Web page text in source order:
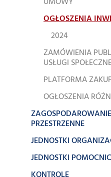
OGŁOSZENIA
2024
ZAMÓWIENIA
USŁUGI
PLATFORMA
OGŁOSZENIA
ZAGOSPODAROWANIE
PRZESTRZENNE
JEDNOSTKI
JEDNOSTKI